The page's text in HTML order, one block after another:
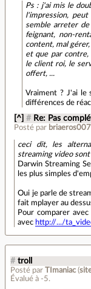
Ps : j'ai mis le
l'impression,
semble arreter
feignant, non-
content, mal
et que par contre,
le client roi, le
offert, ...
Vraiment ? J'ai le
différences de
[^] # Re: Pas
Posté par briaeros007
ceci dit, les
streaming video
Darwin Streaming
les plus simples
Oui je parle de
fait mplayer au
Pour comparer
avec http://.../
# troll
Posté par TImaniac(
Évalué à -5.